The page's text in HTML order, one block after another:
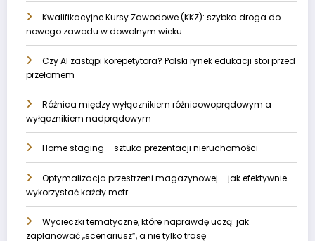
Kwalifikacyjne Kursy Zawodowe (KKZ): szybka droga do
nowego zawodu w dowolnym wieku
Czy AI zastąpi korepetytora? Polski rynek edukacji stoi przed
przełomem
Różnica między wyłącznikiem różnicowoprądowym a
wyłącznikiem nadprądowym
Home staging – sztuka prezentacji nieruchomości
Optymalizacja przestrzeni magazynowej – jak efektywnie
wykorzystać każdy metr
Wycieczki tematyczne, które naprawdę uczą: jak
zaplanować „scenariusz”, a nie tylko trasę